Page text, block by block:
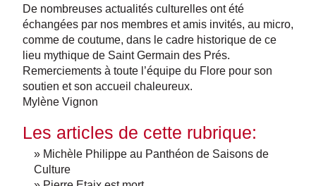
De nombreuses actualités culturelles ont été
échangées par nos membres et amis invités, au micro,
comme de coutume, dans le cadre historique de ce
lieu mythique de Saint Germain des Prés.
Remerciements à toute l’équipe du Flore pour son
soutien et son accueil chaleureux.
Mylène Vignon
Les articles de cette rubrique:
» Michèle Philippe au Panthéon de Saisons de
Culture